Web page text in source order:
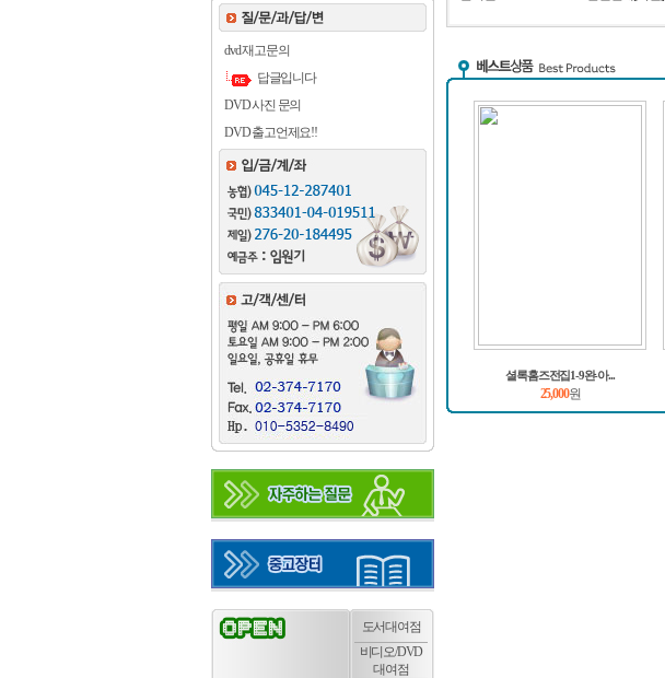
dvd 재고문의
답글입니다
DVD 사진 문의
DVD 출고언제요!!
도서대여점
비디오/DVD
대여점
셜록홈즈전집1-9완-아...
25,000원